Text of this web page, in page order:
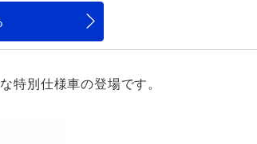
特別仕様車の登場です。